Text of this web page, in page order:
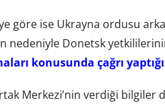
göre ise Ukrayna ordusu
nedeniyle Donetsk
konusunda çağrı yaptığı
Merkezi’nin verdiği bilgiler